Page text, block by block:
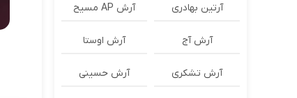
آرتین بهادری آرش AP مسیح
آرش آج آرش اوستا
آرش تشکری آرش حسینی